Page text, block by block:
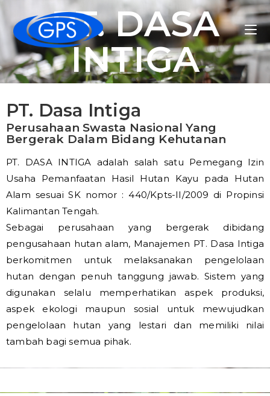
PT. DASA
INTIGA
PT. Dasa Intiga
Perusahaan Swasta Nasional Yang
Bergerak Dalam Bidang Kehutanan
PT. DASA INTIGA adalah salah satu Pemegang Izin
Usaha Pemanfaatan Hasil Hutan Kayu pada Hutan
Alam sesuai SK nomor : 440/Kpts-II/2009 di Propinsi
Kalimantan Tengah.
Sebagai perusahaan yang bergerak dibidang
pengusahaan hutan alam, Manajemen PT. Dasa Intiga
berkomitmen untuk melaksanakan pengelolaan
hutan dengan penuh tanggung jawab. Sistem yang
digunakan selalu memperhatikan aspek produksi,
aspek ekologi maupun sosial untuk mewujudkan
pengelolaan hutan yang lestari dan memiliki nilai
tambah bagi semua pihak.